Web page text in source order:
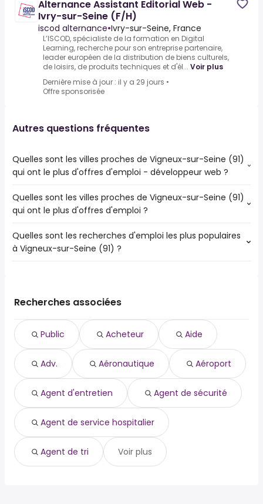
Alternance Assistant Editorial Web -
Ivry-sur-Seine (F/H)
iscod alternance•Ivry-sur-Seine, France
L’ISCOD, spécialiste de la formation en Digital
Learning, recherche pour son entreprise partenaire,
leader européen de la distribution de biens culturels,
de loisirs, de produits techniques et d'él... Voir plus
Dernière mise à jour : il y a 29 jours •
Offre sponsorisée
Autres questions fréquentes
Quelles sont les villes proches de Vigneux-sur-Seine (91)
qui ont le plus d'offres d'emploi - développeur web ?
Les villes proches de Vigneux-sur-Seine (91) qui ont le
plus d'offres d'emploi - développeur web sont :
Choisy-le-Roi
Savigny-sur-Orge
Quelles sont les villes proches de Vigneux-sur-Seine (91)
qui ont le plus d'offres d'emploi ?
Les 10 villes proches de Vigneux-sur-Seine (91) qui ont le
plus d'offres d'emploi sont :
Athis-Mons
Viry-Châtillon
Thiais
Ris-Orangis
Yerres
Draveil
Quelles sont les recherches d'emploi les plus populaires
à Vigneux-sur-Seine (91) ?
public
adv.
aéronautique
aéroport
agent d'entretien
agent de sécurité
agent de service hospitalier
agent de tri
Recherches associées
Public Acheteur Aide
Adv. Aéronautique Aéroport
Agent d'entretien Agent de sécurité
Agent de service hospitalier
Agent de tri Voir plus